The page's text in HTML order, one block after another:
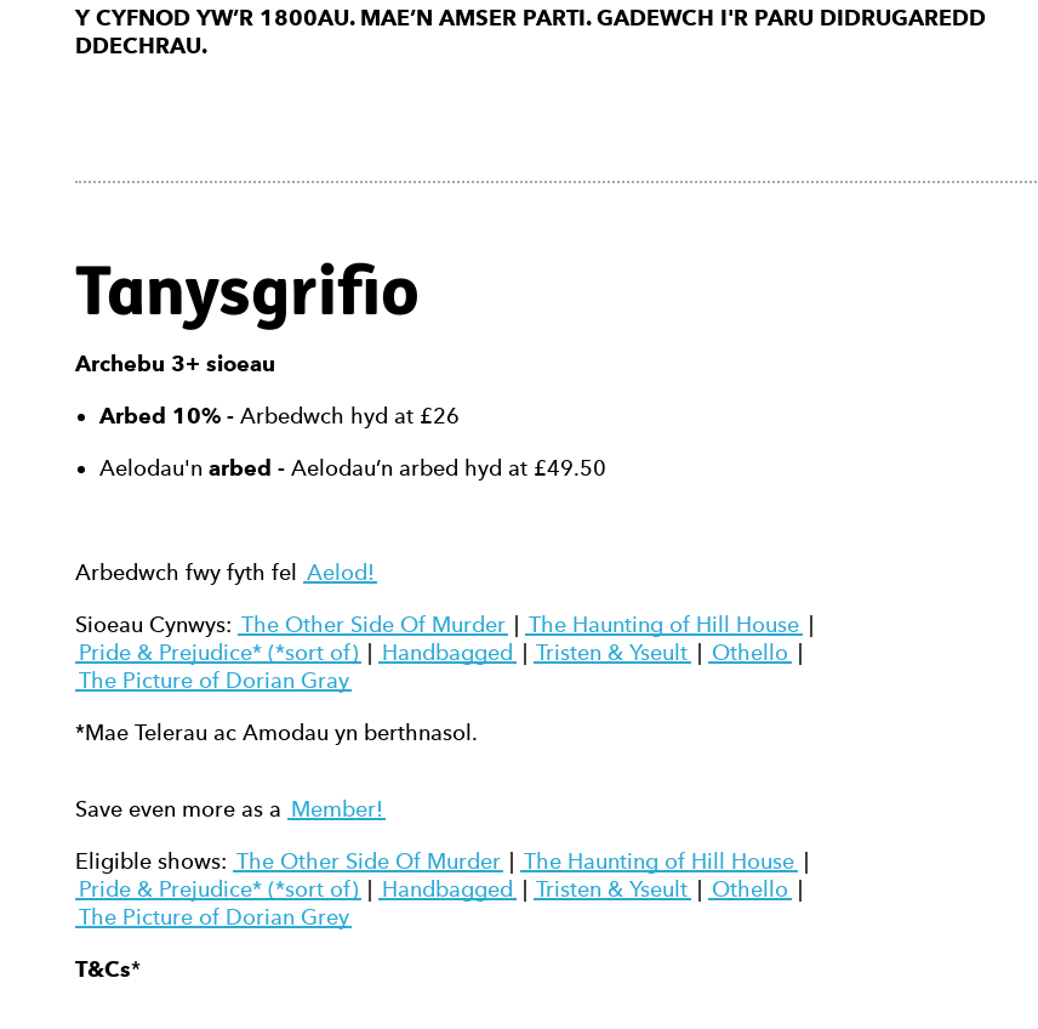
Y CYFNOD YW’R 1800AU. MAE’N AMSER PARTI. GADEWCH I'R PARU DIDRUGAREDD
DDECHRAU.
Tanysgrifio
Archebu 3+ sioeau
Arbed 10% - Arbedwch hyd at £26
Aelodau'n arbed - Aelodau’n arbed hyd at £49.50
Arbedwch fwy fyth fel Aelod!
Sioeau Cynwys: The Other Side Of Murder The Haunting of Hill House
Pride & Prejudice* (*sort of)
Handbagged Tristen & Yseult Othello
The Picture of Dorian Gray
*Mae Telerau ac Amodau yn berthnasol.
Save even more as a Member!
Eligible shows: The Other Side Of Murder The Haunting of Hill House
Pride & Prejudice* (*sort of)
Handbagged Tristen & Yseult Othello
The Picture of Dorian Grey
T&Cs*